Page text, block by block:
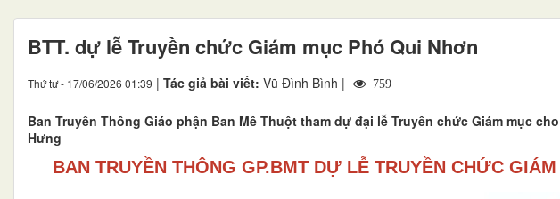
BTT. dự lễ Truyền chức Giám mục Phó Qui Nhơn
Thứ tư - 17/06/2026 01:39 | Tác giả bài viết: Vũ Đình Bình | 759
Ban Truyền Thông Giáo phận Ban Mê Thuột tham dự đại lễ Truyền chức Giám mục
Hưng
BAN TRUYỀN THÔNG GP.BMT DỰ LỄ TRUYỀN CHỨC